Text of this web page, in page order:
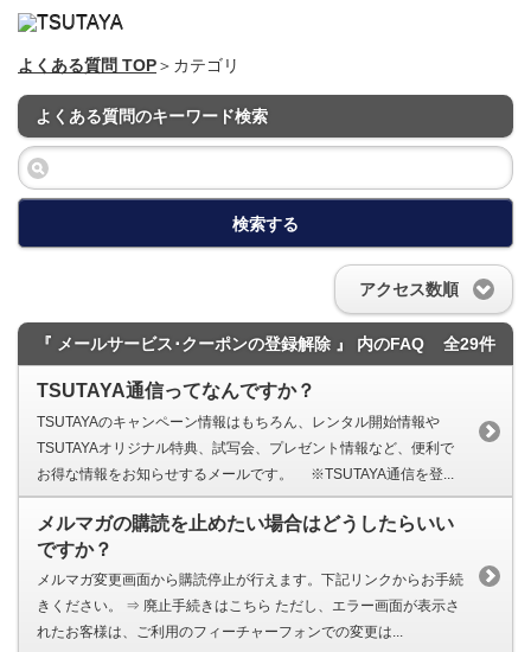
よくある質問 TOP＞カテゴリ
よくある質問のキーワード検索
検索する
アクセス数順
『 メールサービス･クーポンの登録解除 』 内のFAQ 全29件
TSUTAYA通信ってなんですか？
TSUTAYAのキャンペーン情報はもちろん、レンタル開始情報や
TSUTAYAオリジナル特典、試写会、プレゼント情報など、便利で
お得な情報をお知らせするメールです。 ※TSUTAYA通信を登...
メルマガの購読を止めたい場合はどうしたらいい
ですか？
メルマガ変更画面から購読停止が行えます。下記リンクからお手続
きください。 ⇒ 廃止手続きはこちら ただし、エラー画面が表示さ
れたお客様は、ご利用のフィーチャーフォンでの変更は...